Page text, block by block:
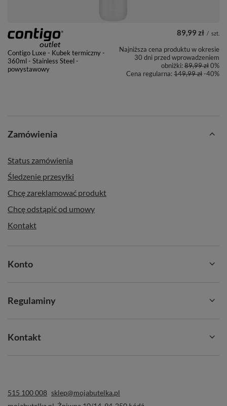
Contigo Luxe - Kubek termiczny -
360ml - Stainless Steel -
powystawowy
89,99 zł / szt.
Najniższa cena produktu w okresie
30 dni przed wprowadzeniem
obniżki:89,99 zł0%
Cena regularna:149,99 zł-40%
Zamówienia
Status zamówienia
Śledzenie przesyłki
Chcę zareklamować produkt
Chcę odstąpić od umowy
Kontakt
Konto
Regulaminy
Kontakt
515 100 008 sklep@mojabutelka.pl